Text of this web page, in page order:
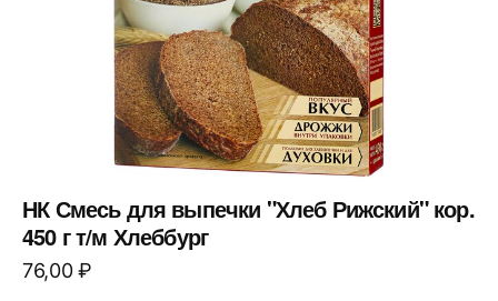
НК Смесь для выпечки "Хлеб Рижский" кор.
450 г т/м Хлеббург
76,00₽